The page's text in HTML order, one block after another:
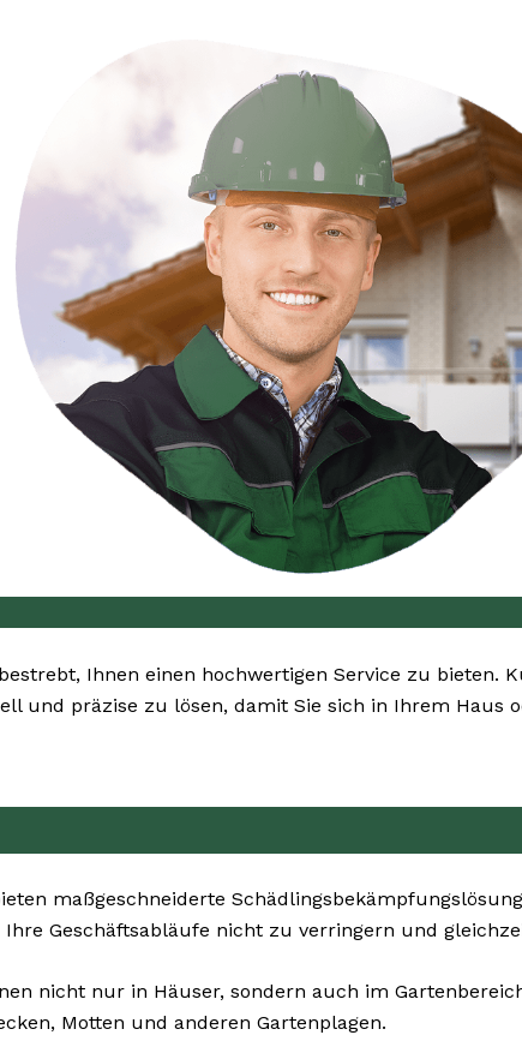
Ihnen einen hochwertigen Service zu bieten.
und präzise zu lösen, damit Sie sich in Ihrem Haus
maßgeschneiderte
Geschäftsabläufe nicht zu verringern und
nicht nur in Häuser, sondern auch im
Motten und anderen Gartenplagen.